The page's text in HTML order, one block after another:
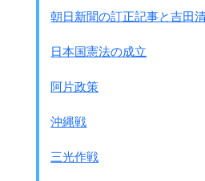
イブプロフェンなど)を服用し
生じる可能性が高くなると考え
あなたは、｢健康食品｣や
｢健康食品｣やサプリメントには、
思わぬ健康被害が発生すること
朝日新聞の訂正記事と吉田
日本国憲法の成立
阿片政策
沖縄戦
三光作戦